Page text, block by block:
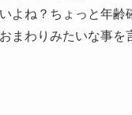
よね？ちょっと年齢
まわりみたいな事を